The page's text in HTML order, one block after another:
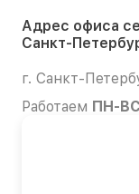
Адрес офиса
Санкт-
г. Санкт-
Работаем ПН-ВС